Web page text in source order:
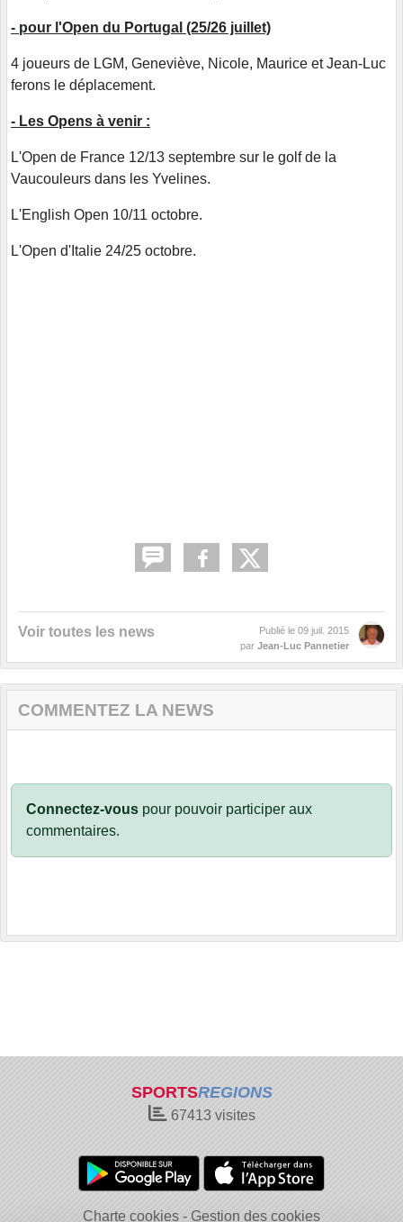
- pour l'Open du Portugal (25/26 juillet)
4 joueurs de LGM, Geneviève, Nicole, Maurice et Jean-Luc
ferons le déplacement.
- Les Opens à venir :
L'Open de France 12/13 septembre sur le golf de la
Vaucouleurs dans les Yvelines.
L'English Open 10/11 octobre.
L'Open d'Italie 24/25 octobre.
Voir toutes les news Publié le 09 juil. 2015
par Jean-Luc Pannetier
COMMENTEZ LA NEWS
Connectez-vous pour pouvoir participer aux
commentaires.
SPORTSREGIONS
67413visites
Charte cookies Gestion des cookies